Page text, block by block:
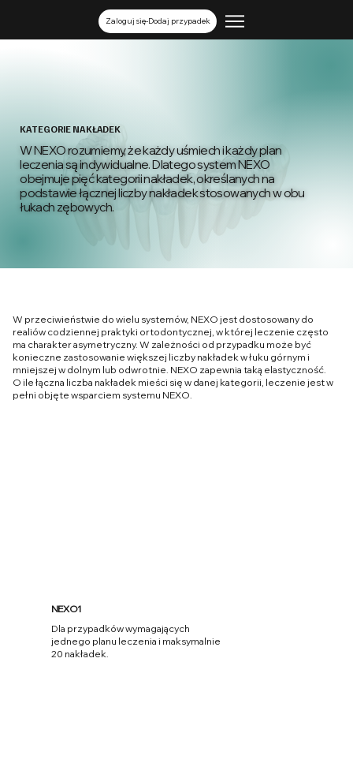
Zaloguj się-Dodaj przypadek
KATEGORIE NAKŁADEK
W NEXO rozumiemy, że każdy uśmiech i każdy plan
leczenia są indywidualne. Dlatego system NEXO
obejmuje pięć kategorii nakładek, określanych na
podstawie łącznej liczby nakładek stosowanych w obu
łukach zębowych.
W przeciwieństwie do wielu systemów, NEXO jest dostosowany do
realiów codziennej praktyki ortodontycznej, w której leczenie często
ma charakter asymetryczny. W zależności od przypadku może być
konieczne zastosowanie większej liczby nakładek w łuku górnym i
mniejszej w dolnym lub odwrotnie. NEXO zapewnia taką elastyczność.
O ile łączna liczba nakładek mieści się w danej kategorii, leczenie jest w
pełni objęte wsparciem systemu NEXO.
NEXO1
Dla przypadków wymagających
jednego planu leczenia i maksymalnie
20 nakładek.